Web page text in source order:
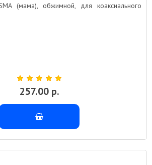
(мама), обжимной, для коаксиального
257.00 р.